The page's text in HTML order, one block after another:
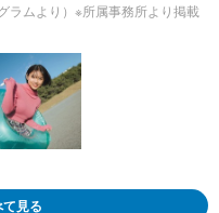
ラムより）※所属事務所より掲載
て見る